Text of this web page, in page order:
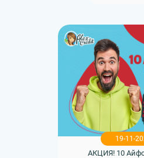
19-11-
АКЦИЯ! 10